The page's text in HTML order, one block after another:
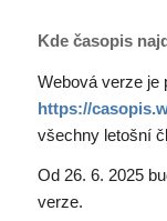
Kde časopis
Webová verze je
https://
všechny letošní
Od 26. 6. 2025
verze.